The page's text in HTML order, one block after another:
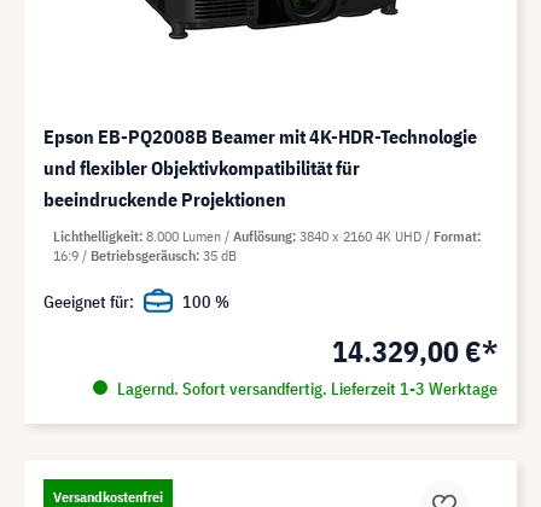
Epson EB-PQ2008B Beamer mit 4K-HDR-Technologie
und flexibler Objektivkompatibilität für
beeindruckende Projektionen
14.329,00 €*
Lagernd. Sofort versandfertig. Lieferzeit 1-3 Werktage
Lichthelligkeit 8.000 Lumen Auflösung 3840 x 2160 4K UHD
Format
16:9
Betriebsgeräusch 35 dB
Geeignet für: 100 %
Versandkostenfrei